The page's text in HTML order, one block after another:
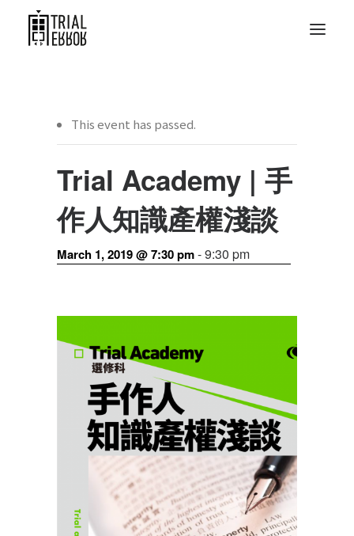
This event has passed.
Trial Academy | 手
作人知識產權淺談
March 1, 2019 @ 7:30 pm-9:30 pm